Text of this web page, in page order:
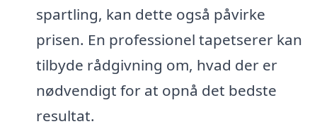
spartling, kan dette også påvirke
prisen. En professionel tapetserer kan
tilbyde rådgivning om, hvad der er
nødvendigt for at opnå det bedste
resultat.